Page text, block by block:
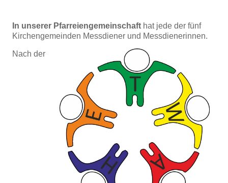
In unserer Pfarreiengemeinschaft hat jede der fünf
Kirchengemeinden Messdiener und Messdienerinnen.
Nach der